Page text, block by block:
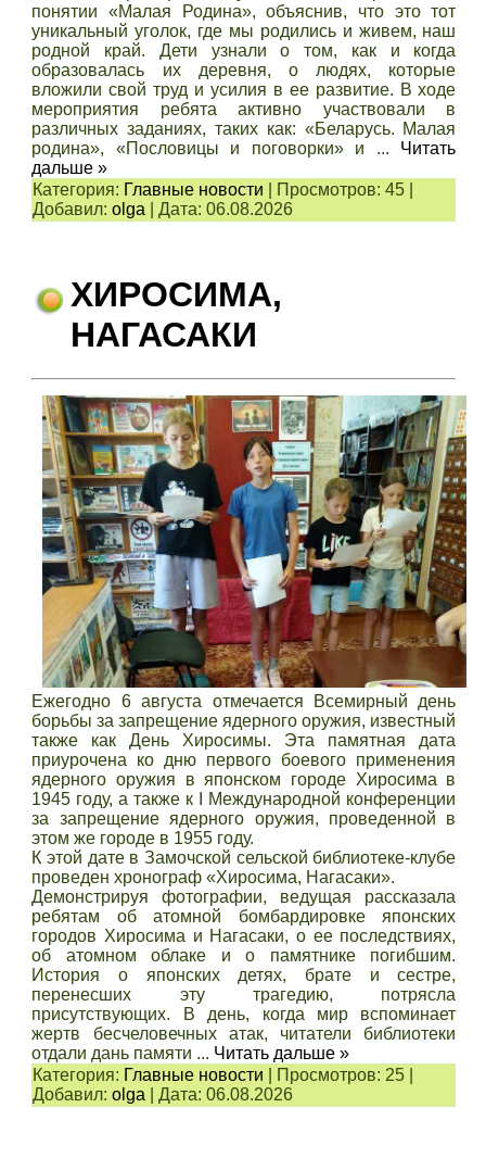
понятии «Малая Родина», объяснив, что это тот
уникальный уголок, где мы родились и живем, наш
родной край. Дети узнали о том, как и когда
образовалась их деревня, о людях, которые
вложили свой труд и усилия в ее развитие. В ходе
мероприятия ребята активно участвовали в
различных заданиях, таких как: «Беларусь. Малая
родина», «Пословицы и поговорки» и ... Читать
дальше »
Категория: Главные новости Просмотров: 45
Добавил: olga |Дата: 06.08.2026
ХИРОСИМА,
НАГАСАКИ
Ежегодно 6 августа отмечается Всемирный день
борьбы за запрещение ядерного оружия, известный
также как День Хиросимы. Эта памятная дата
приурочена ко дню первого боевого применения
ядерного оружия в японском городе Хиросима в
1945 году, а также к I Международной конференции
за запрещение ядерного оружия, проведенной в
этом же городе в 1955 году.
К этой дате в Замочской сельской библиотеке-клубе
проведен хронограф «Хиросима, Нагасаки».
Демонстрируя фотографии, ведущая рассказала
ребятам об атомной бомбардировке японских
городов Хиросима и Нагасаки, о ее последствиях,
об атомном облаке и о памятнике погибшим.
История о японских детях, брате и сестре,
перенесших эту трагедию, потрясла
присутствующих. В день, когда мир вспоминает
жертв бесчеловечных атак, читатели библиотеки
отдали дань памяти ... Читать дальше »
Категория: Главные новости Просмотров: 25
Добавил: olga |Дата: 06.08.2026